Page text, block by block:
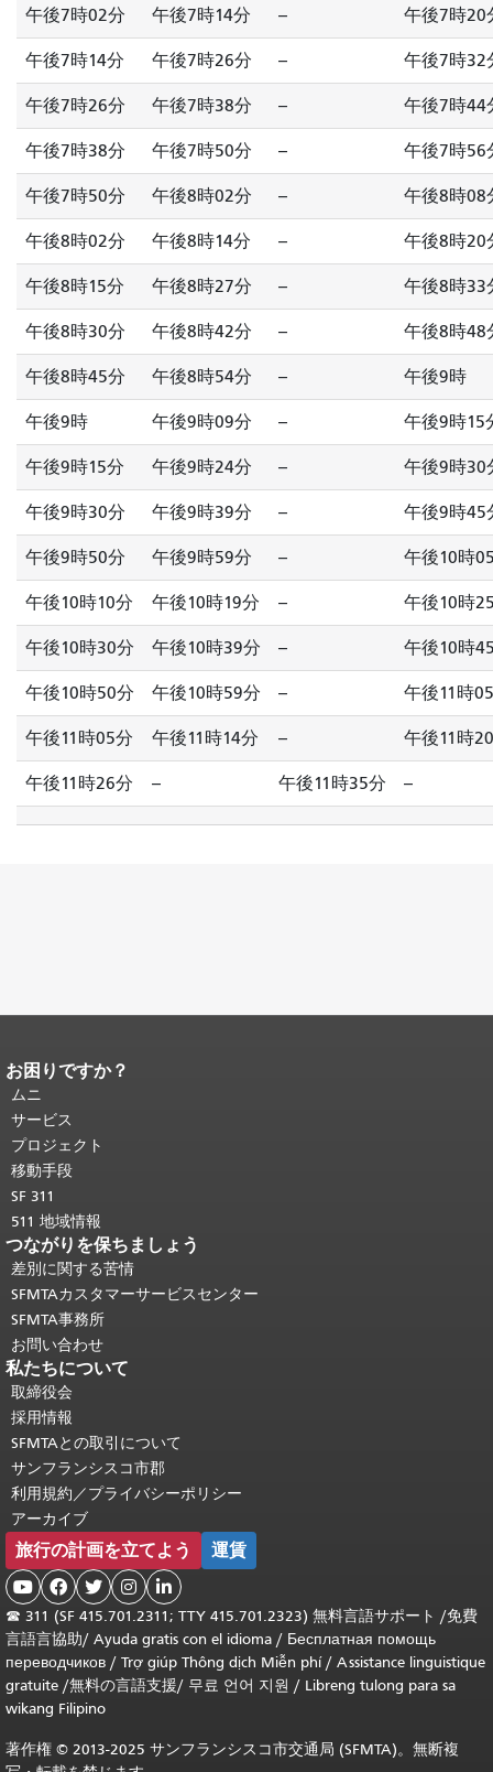
午後7時02分 午後7時14分 -- 午後7時20
午後7時14分 午後7時26分 -- 午後7時32
午後7時26分 午後7時38分 -- 午後7時44
午後7時38分 午後7時50分 -- 午後7時56
午後7時50分 午後8時02分 -- 午後8時08
午後8時02分 午後8時14分 -- 午後8時20
午後8時15分 午後8時27分 -- 午後8時33
午後8時30分 午後8時42分 -- 午後8時48
午後8時45分 午後8時54分 -- 午後9時
午後9時 午後9時09分 -- 午後9時15
午後9時15分 午後9時24分 -- 午後9時30
午後9時30分 午後9時39分 -- 午後9時45
午後9時50分 午後9時59分 -- 午後10時
午後10時10分 午後10時19分 -- 午後10時
午後10時30分 午後10時39分 -- 午後10時
午後10時50分 午後10時59分 -- 午後11時
午後11時05分 午後11時14分 -- 午後11時
午後11時26分 -- 午後11時35分 --
ページコンテンツの終わり。
ジの残りの部分はすべてのページで繰
り返されます。
頭に戻る。
お困りですか？
ムニ
サービス
プロジェクト
移動手段
SF 311
511 地域情報
つながりを保ちましょう
差別に関する苦情
SFMTAカスタマーサービスセンター
SFMTA事務所
お問い合わせ
私たちについて
取締役会
採用情報
SFMTAとの取引について
サンフランシスコ市郡
利用規約／プライバシーポリシー
アーカイブ
旅行の計画を立てよう 運賃
    
☎ 311 (SF 415.701.2311; TTY 415.701.2323) 無料言語サポート /免費
言語言協助/ Ayuda gratis con el idioma / Бесплатная помощь
переводчиков / Trợ giúp Thông dịch Miễn phí/ Assistance linguistique
gratuite /無料の言語支援/ 무료 언어 지원 / Libreng tulong para sa
wikang Filipino
著作権 © 2013-2025 サンフランシスコ市交通局 (SFMTA)。無断複